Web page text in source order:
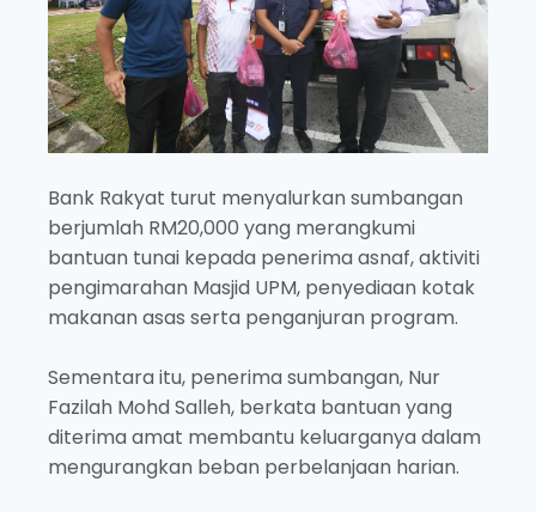
Bank Rakyat turut menyalurkan sumbangan
berjumlah RM20,000 yang merangkumi
bantuan tunai kepada penerima asnaf, aktiviti
pengimarahan Masjid UPM, penyediaan kotak
makanan asas serta penganjuran program.
Sementara itu, penerima sumbangan, Nur
Fazilah Mohd Salleh, berkata bantuan yang
diterima amat membantu keluarganya dalam
mengurangkan beban perbelanjaan harian.